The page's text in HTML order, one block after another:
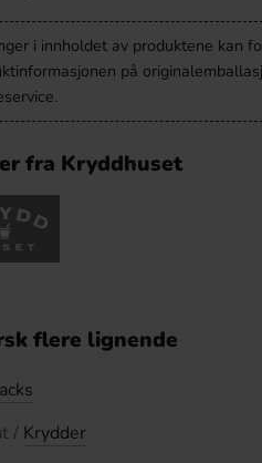
i innholdet av produktene kan
på
fra Kryddhuset
flere lignende
/ Krydder